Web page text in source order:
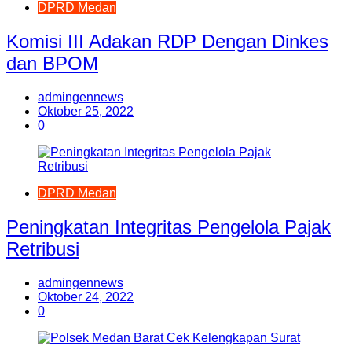
DPRD Medan
Komisi III Adakan RDP Dengan Dinkes
dan BPOM
admingennews
Oktober 25, 2022
0
DPRD Medan
Peningkatan Integritas Pengelola Pajak
Retribusi
admingennews
Oktober 24, 2022
0